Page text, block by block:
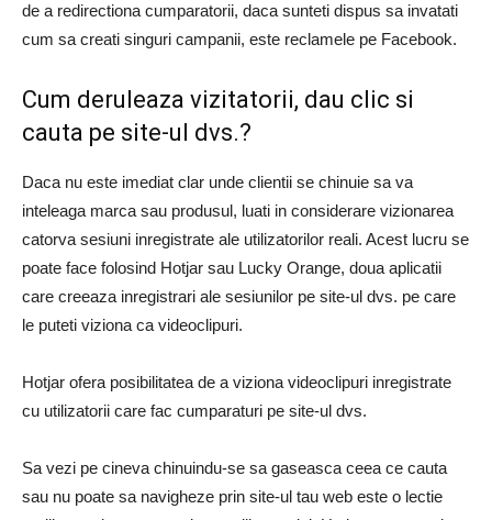
de a redirectiona cumparatorii, daca sunteti dispus sa invatati
cum sa creati singuri campanii, este reclamele pe Facebook.
Cum deruleaza vizitatorii, dau clic si
cauta pe site-ul dvs.?
Daca nu este imediat clar unde clientii se chinuie sa va
inteleaga marca sau produsul, luati in considerare vizionarea
catorva sesiuni inregistrate ale utilizatorilor reali. Acest lucru se
poate face folosind Hotjar sau Lucky Orange, doua aplicatii
care creeaza inregistrari ale sesiunilor pe site-ul dvs. pe care
le puteti viziona ca videoclipuri.
Hotjar ofera posibilitatea de a viziona videoclipuri inregistrate
cu utilizatorii care fac cumparaturi pe site-ul dvs.
Sa vezi pe cineva chinuindu-se sa gaseasca ceea ce cauta
sau nu poate sa navigheze prin site-ul tau web este o lectie